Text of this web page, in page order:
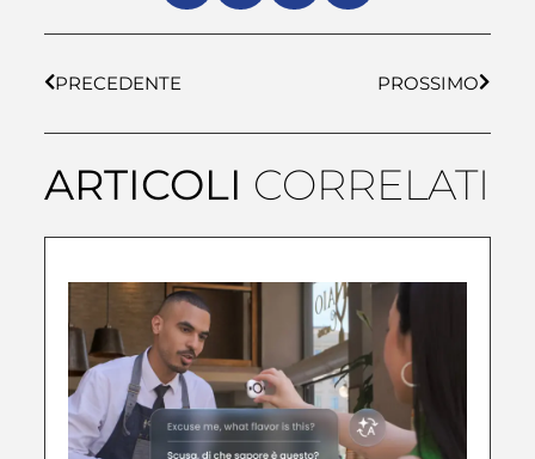
PRECEDENTE PROSSIMO
ARTICOLI CORRELATI